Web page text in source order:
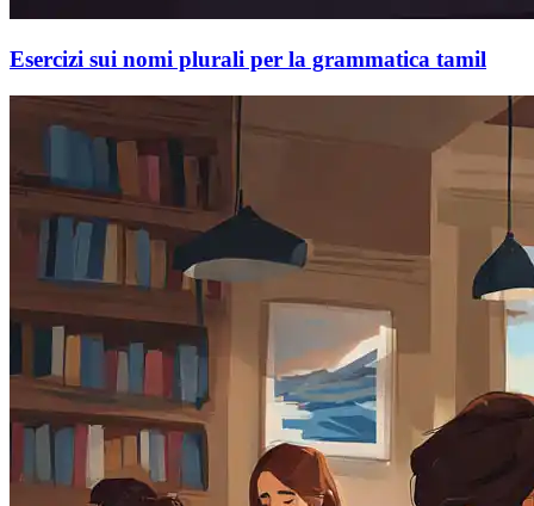
Esercizi sui nomi plurali per la grammatica tamil